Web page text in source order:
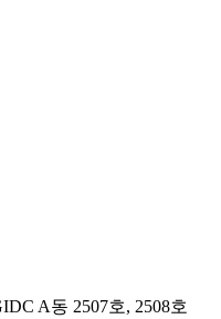
A동 2507호, 2508호